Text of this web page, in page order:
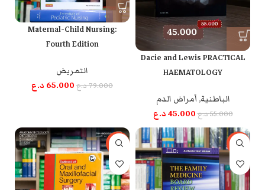
Dacie and Lewis PRACTICAL
HAEMATOLOGY
الباطنية, أمراض الدم
55.000د.ع45.000د.ع
Maternal-Child Nursing:
Fourth Edition
التمريض
79.000د.ع 65.000 د.ع
-55%
-13%